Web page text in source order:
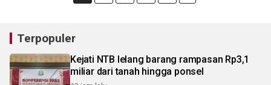
Terpopuler
Kejati NTB lelang barang rampasan Rp3,1
miliar dari tanah hingga ponsel